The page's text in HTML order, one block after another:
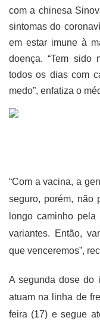
com a chinesa
sintomas do
em estar imune à
doença. “Tem sido
todos os dias com
medo”, enfatiza o
“Com a vacina, a
seguro, porém, não
longo caminho
variantes. Então,
que venceremos”,
A segunda dose do
atuam na linha de
feira (17) e segue